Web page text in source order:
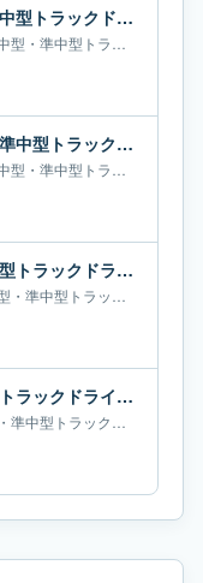
トナミ運輸中国株式会社の中型・準中型トラックドライバー求人｜広島県広島市｜月給36万-64万円
型・準中型トラックドライバー
株式会社ロジックナンカイの中型・準中型トラックドライバー求人｜大阪府堺市｜月給66万円
型・準中型トラックドライバー
福島第一物流株式会社の中型・準中型トラックドライバー求人｜福島県相馬市｜月給40万-67万円
準中型トラックドライバー
サンライン株式会社の中型・準中型トラックドライバー求人｜東京都足立区｜月給55万-65万円
中型トラックドライバー